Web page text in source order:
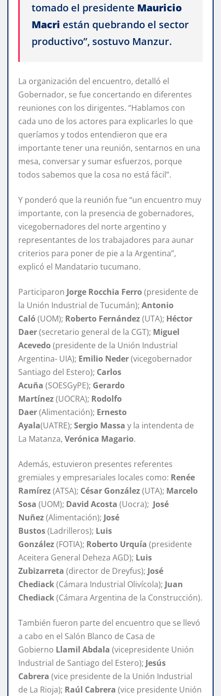
tomado el presidente Mauricio
Macri están quebrando el sector
productivo”, sostuvo Manzur.
La organización del encuentro, detalló el
Gobernador, se fue concertando en diferentes
reuniones con los dirigentes. “Hablamos con
cada uno de los actores para explicarles lo que
queríamos y todos entendieron que era
importante tener una reunión, sentarnos en una
mesa, conversar y sumar esfuerzos, porque
todos sabemos que la cosa no está fácil”.
Y ponderó que la reunión fue “un encuentro muy
importante, con la presencia de gobernadores,
vicegobernadores del norte argentino y
representantes de los trabajadores para aunar
criterios para poner de pie a la Argentina”,
explicó el Mandatario tucumano.
Participaron Jorge Rocchia Ferro (presidente de
la Unión Industrial de Tucumán); Antonio
Caló (UOM); Roberto Fernández(UTA); Héctor
Daer(secretario general de la CGT); Miguel
Acevedo (presidente de la Unión Industrial
Argentina- UIA); Emilio Neder(vicegobernador
Santiago del Estero); Carlos
Acuña (SOESGyPE); Gerardo
Martínez(UOCRA); Rodolfo
Daer(Alimentación); Ernesto
Ayala(UATRE); Sergio Massa y la intendenta de
La Matanza, Verónica Magario.
Además, estuvieron presentes referentes
gremiales y empresariales locales como: Renée
Ramírez(ATSA); César González(UTA); Marcelo
Sosa (UOM); David Acosta (Uocra); José
Nuñez(Alimentación); José
Bustos(Ladrilleros); Luis
González(FOTIA); Roberto Urquía (presidente
Aceitera General Deheza AGD); Luis
Zubizarreta (director de Dreyfus); José
Chediack(Cámara Industrial Olivícola); Juan
Chediack(Cámara Argentina de la Construcción).
También fueron parte del encuentro que se llevó
a cabo en el Salón Blanco de Casa de
Gobierno Llamil Abdala (vicepresidente Unión
Industrial de Santiago del Estero); Jesús
Cabrera (vice presidente de la Unión Industrial
de La Rioja); Raúl Cabrera (vice presidente Unión